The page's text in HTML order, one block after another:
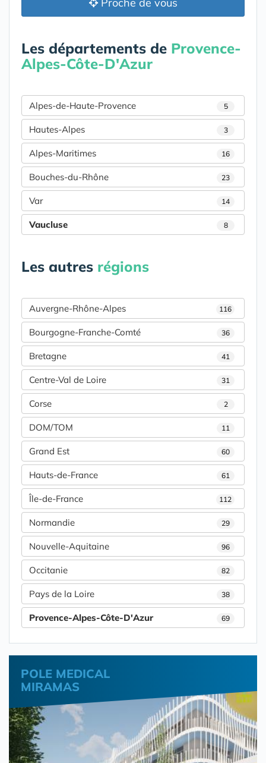
Les départements de Provence-
Alpes-Côte-D'Azur
Alpes-de-Haute-Provence 5
Hautes-Alpes 3
Alpes-Maritimes 16
Bouches-du-Rhône 23
Var 14
Vaucluse 8
Les autres régions
Auvergne-Rhône-Alpes 116
Bourgogne-Franche-Comté 36
Bretagne 41
Centre-Val de Loire 31
Corse 2
DOM/TOM 11
Grand Est 60
Hauts-de-France 61
Île-de-France 112
Normandie 29
Nouvelle-Aquitaine 96
Occitanie 82
Pays de la Loire 38
Provence-Alpes-Côte-D'Azur 69
POLE MEDICAL
MIRAMAS